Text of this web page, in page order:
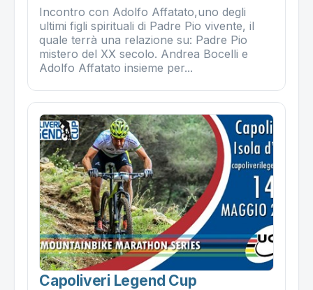
Incontro con Adolfo Affatato,uno degli
ultimi figli spirituali di Padre Pio vivente, il
quale terrà una relazione su: Padre Pio
mistero del XX secolo. Andrea Bocelli e
Adolfo Affatato insieme per...
Capoliveri Legend Cup